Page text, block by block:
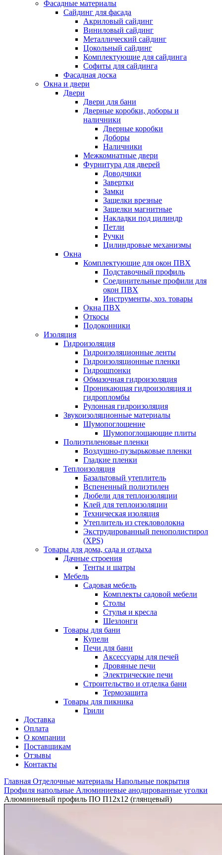
Фасадные материалы
Сайдинг для фасада
Акриловый сайдинг
Виниловый сайдинг
Металлический сайдинг
Цокольный сайдинг
Комплектующие для сайдинга
Софиты для сайдинга
Фасадная доска
Окна и двери
Двери
Двери для бани
Дверные коробки, доборы и
наличники
Дверные коробки
Доборы
Наличники
Межкомнатные двери
Фурнитура для дверей
Доводчики
Завертки
Замки
Защелки врезные
Защелки магнитные
Накладки под цилиндр
Петли
Ручки
Цилиндровые механизмы
Окна
Комплектующие для окон ПВХ
Подставочный профиль
Соединительные профили для
окон ПВХ
Инструменты, хоз. товары
Окна ПВХ
Откосы
Подоконники
Изоляция
Гидроизоляция
Гидроизоляционные ленты
Гидроизоляционные пленки
Гидрошпонки
Обмазочная гидроизоляция
Проникающая гидроизоляция и
гидропломбы
Рулонная гидроизоляция
Звукоизоляционные материалы
Шумопоглощение
Шумопоглощающие плиты
Полиэтиленовые пленки
Воздушно-пузырьковые пленки
Гладкие пленки
Теплоизоляция
Базальтовый утеплитель
Вспененный полиэтилен
Дюбели для теплоизоляции
Клей для теплоизоляции
Техническая изоляция
Утеплитель из стекловолокна
Экструдированный пенополистирол
(XPS)
Товары для дома, сада и отдыха
Дачные строения
Тенты и шатры
Мебель
Садовая мебель
Комплекты садовой мебели
Столы
Стулья и кресла
Шезлонги
Товары для бани
Купели
Печи для бани
Аксессуары для печей
Дровяные печи
Электрические печи
Строительство и отделка бани
Термозащита
Товары для пикника
Грили
Доставка
Оплата
О компании
Поставщикам
Отзывы
Контакты
Главная Отделочные материалы Напольные покрытия
Профиля напольные Алюминиевые анодированные уголки
Алюминиевый профиль ПО П12х12 (глянцевый)